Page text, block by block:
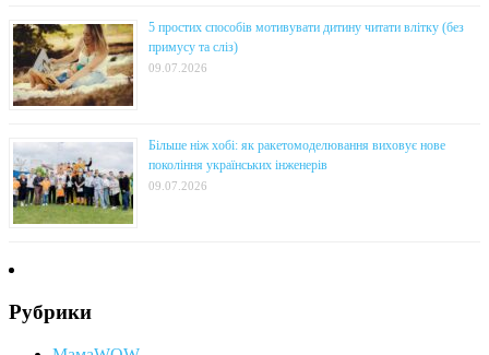
5 простих способів мотивувати дитину читати влітку (без
примусу та сліз)
09.07.2026
Більше ніж хобі: як ракетомоделювання виховує нове
покоління українських інженерів
09.07.2026
Рубрики